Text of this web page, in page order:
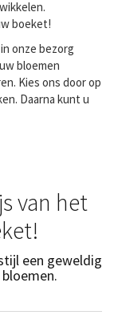
boeket!
onze bezorg
bloemen
Kies ons door op
Daarna kunt u
van het
een geweldig